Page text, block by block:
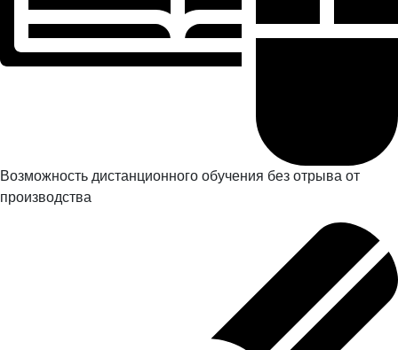
Возможность дистанционного обучения без отрыва от
производства